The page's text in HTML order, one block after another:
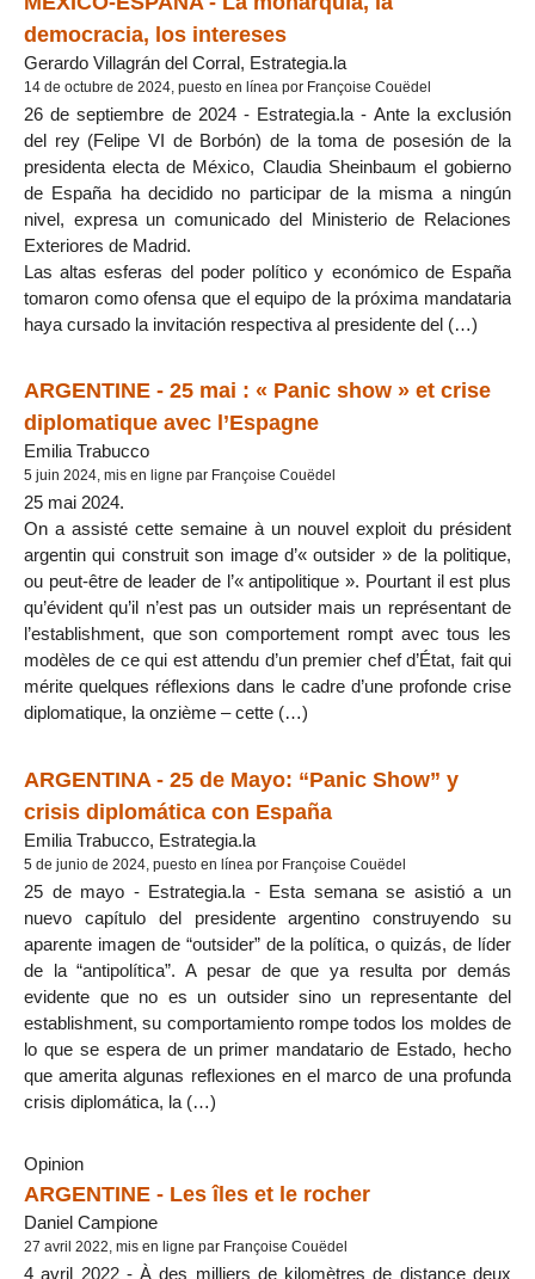
democracia, los intereses
Gerardo Villagrán del Corral, Estrategia.la
14 de octubre de 2024, puesto en línea por Françoise Couëdel
26 de septiembre de 2024 - Estrategia.la - Ante la exclusión
del rey (Felipe VI de Borbón) de la toma de posesión de la
presidenta electa de México, Claudia Sheinbaum el gobierno
de España ha decidido no participar de la misma a ningún
nivel, expresa un comunicado del Ministerio de Relaciones
Exteriores de Madrid.
Las altas esferas del poder político y económico de España
tomaron como ofensa que el equipo de la próxima mandataria
haya cursado la invitación respectiva al presidente del (…)
ARGENTINE - 25 mai : « Panic show » et crise
diplomatique avec l’Espagne
Emilia Trabucco
5 juin 2024, mis en ligne par Françoise Couëdel
25 mai 2024.
On a assisté cette semaine à un nouvel exploit du président
argentin qui construit son image d’« outsider » de la politique,
ou peut-être de leader de l’« antipolitique ». Pourtant il est plus
qu’évident qu’il n’est pas un outsider mais un représentant de
l’establishment, que son comportement rompt avec tous les
modèles de ce qui est attendu d’un premier chef d’État, fait qui
mérite quelques réflexions dans le cadre d’une profonde crise
diplomatique, la onzième – cette (…)
ARGENTINA - 25 de Mayo: “Panic Show” y
crisis diplomática con España
Emilia Trabucco, Estrategia.la
5 de junio de 2024, puesto en línea por Françoise Couëdel
25 de mayo - Estrategia.la - Esta semana se asistió a un
nuevo capítulo del presidente argentino construyendo su
aparente imagen de “outsider” de la política, o quizás, de líder
de la “antipolítica”. A pesar de que ya resulta por demás
evidente que no es un outsider sino un representante del
establishment, su comportamiento rompe todos los moldes de
lo que se espera de un primer mandatario de Estado, hecho
que amerita algunas reflexiones en el marco de una profunda
crisis diplomática, la (…)
Opinion
ARGENTINE - Les îles et le rocher
Daniel Campione
27 avril 2022, mis en ligne par Françoise Couëdel
4 avril 2022 - À des milliers de kilomètres de distance deux